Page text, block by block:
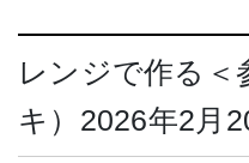
レンジで作る＜
キ）2026年2月